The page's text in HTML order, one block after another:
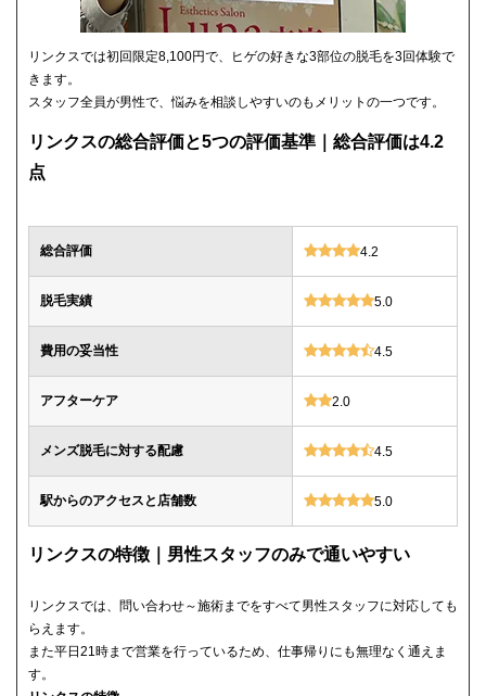
リンクスでは初回限定8,100円で、ヒゲの好きな3部位の脱毛を3回体験で
きます。
スタッフ全員が男性で、悩みを相談しやすいのもメリットの一つです。
リンクスの総合評価と5つの評価基準｜総合評価は4.2
点
総合評価 4.2
脱毛実績 5.0
費用の妥当性 4.5
アフターケア 2.0
メンズ脱毛に対する配慮 4.5
駅からのアクセスと店舗数 5.0
リンクスの特徴｜男性スタッフのみで通いやすい
リンクスでは、問い合わせ～施術までをすべて男性スタッフに対応しても
らえます。
また平日21時まで営業を行っているため、仕事帰りにも無理なく通えま
す。